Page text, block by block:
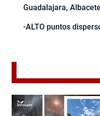
Guadalajara,
-ALTO puntos